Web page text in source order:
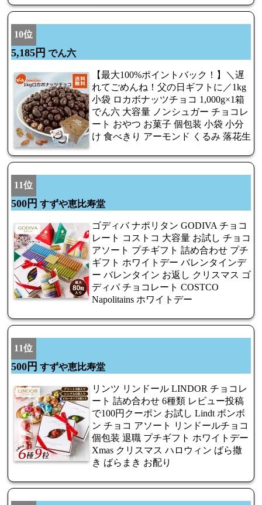
10位
5,185円 でん六
【最大100%ポイントバック！】＼遅
れてごめんね！父の日ギフトに／1kg
小袋 ロカボナッツチョコ 1,000g×1箱
でん六 大容量 ノンシュガー チョコレ
ート おやつ お菓子 個包装 小袋 小分
け 食べきり アーモンド くるみ 落花生
11位
500円 すずや恵比寿堂
ゴディバ ナポリタン GODIVA チョコ
レート コストコ 大容量 お試し チョコ
アソート プチギフト 詰め合わせ プチ
ギフト ホワイトデー バレンタインデ
ー バレンタイン お返し クリスマス ゴ
ディバ チョコレート COSTCO
Napolitains ホワイトデー
11位
500円 すずや恵比寿堂
リンツ リンドール LINDOR チョコレ
ート 詰め合わせ 6種類 レビュー投稿
で100円クーポン お試し Lindt ボンボ
ン チョコ アソート リンドールチョコ
個包装 退職 プチギフト ホワイトデー
Xmas クリスマス ハロウィン ばら撒
き ばらまき お配り